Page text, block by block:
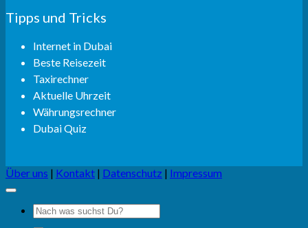
Tipps und Tricks
Internet in Dubai
Beste Reisezeit
Taxirechner
Aktuelle Uhrzeit
Währungsrechner
Dubai Quiz
Über uns | Kontakt | Datenschutz | Impressum